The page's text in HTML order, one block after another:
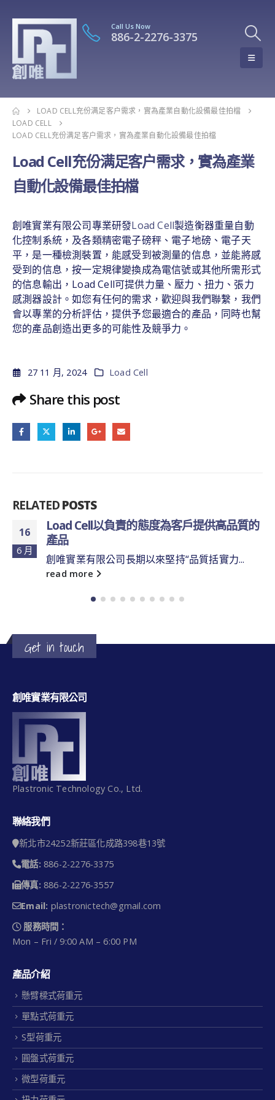
Call Us Now
886-2-2276-3375
LOAD CELL充份满足客户需求，實為產業自動化設備最佳拍檔
LOAD CELL
LOAD CELL充份满足客户需求，實為產業自動化設備最佳拍檔
Load Cell充份满足客户需求，實為產業
自動化設備最佳拍檔
創唯實業有限公司專業研發Load Cell製造衡器重量自動
化控制系統，及各類精密電子磅秤、電子地磅、電子天
平，是一種檢測裝置，能感受到被測量的信息，並能將感
受到的信息，按一定規律變換成為電信號或其他所需形式
的信息輸出，Load Cell可提供力量、壓力、扭力、張力
感測器設計。如您有任何的需求，歡迎與我們聯繫，我們
會以專業的分析評估，提供予您最適合的產品，同時也幫
您的產品創造出更多的可能性及競爭力。
27 11 月, 2024 Load Cell
Share this post
RELATEDPOSTS
16
6 月
Load Cell以負責的態度為客戶提供高品質的
產品
創唯實業有限公司長期以來堅持“品質括實力...
read more
Get in touch
創唯實業有限公司
Plastronic Technology Co., Ltd.
聯絡我們
新北市24252新莊區化成路398巷13號
電話: 886-2-2276-3375
傳真: 886-2-2276-3557
Email: plastronictech@gmail.com
服務時間：
Mon – Fri / 9:00 AM – 6:00 PM
產品介紹
懸臂樑式荷重元
單點式荷重元
S型荷重元
圓盤式荷重元
微型荷重元